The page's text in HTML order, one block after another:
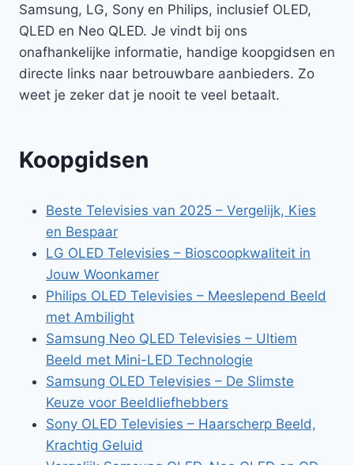
Samsung, LG, Sony en Philips, inclusief OLED,
QLED en Neo QLED. Je vindt bij ons
onafhankelijke informatie, handige koopgidsen en
directe links naar betrouwbare aanbieders. Zo
weet je zeker dat je nooit te veel betaalt.
Koopgidsen
Beste Televisies van 2025 – Vergelijk, Kies
en Bespaar
LG OLED Televisies – Bioscoopkwaliteit in
Jouw Woonkamer
Philips OLED Televisies – Meeslepend Beeld
met Ambilight
Samsung Neo QLED Televisies – Ultiem
Beeld met Mini-LED Technologie
Samsung OLED Televisies – De Slimste
Keuze voor Beeldliefhebbers
Sony OLED Televisies – Haarscherp Beeld,
Krachtig Geluid